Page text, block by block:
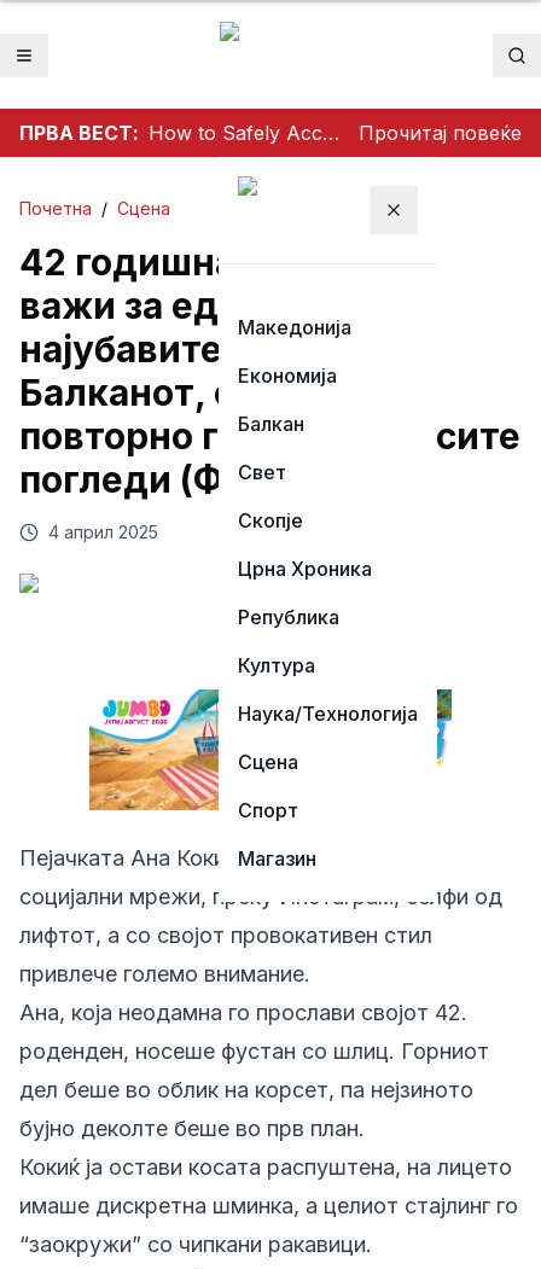
Отвори мени
ПРВА ВЕСТ: How to Safely Access Mathildtantot: A Step‑by‑Step Premium Guide Прочитај повеќе
Затвори мени
Македонија
Економија
Балкан
Свет
Скопје
Црна Хроника
Република
Култура
Наука/Технологија
Сцена
Спорт
Магазин
Почетна / Сцена
42 годишната пејачка
важи за една од
најубавите жени на
Балканот, се појави и
повторно ги привлече сите
погледи (ФОТО)
4 април 2025
Пејачката Ана Кокиќ објави на своите
социјални мрежи, преку Инстаграм, селфи од
лифтот, а со својот провокативен стил
привлече големо внимание.
Ана, која неодамна го прослави својот 42.
роденден, носеше фустан со шлиц. Горниот
дел беше во облик на корсет, па нејзиното
бујно деколте беше во прв план.
Кокиќ ја остави косата распуштена, на лицето
имаше дискретна шминка, а целиот стајлинг го
“заокружи” со чипкани ракавици.